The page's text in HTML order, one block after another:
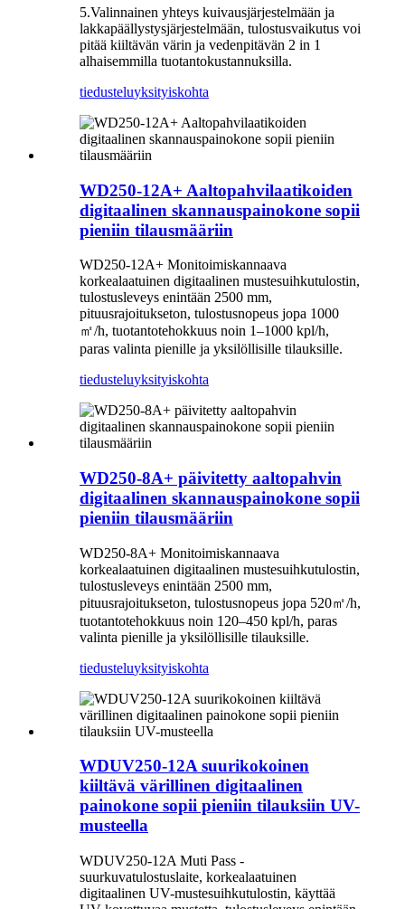
5.Valinnainen yhteys kuivausjärjestelmään ja
lakkapäällystysjärjestelmään, tulostusvaikutus voi
pitää kiiltävän värin ja vedenpitävän 2 in 1
alhaisemmilla tuotantokustannuksilla.
tiedusteluyksityiskohta
WD250-12A+ Aaltopahvilaatikoiden
digitaalinen skannauspainokone sopii
pieniin tilausmääriin
WD250-12A+ Monitoimiskannaava
korkealaatuinen digitaalinen mustesuihkutulostin,
tulostusleveys enintään 2500 mm,
pituusrajoitukseton, tulostusnopeus jopa 1000
㎡/h, tuotantotehokkuus noin 1–1000 kpl/h,
paras valinta pienille ja yksilöllisille tilauksille.
tiedusteluyksityiskohta
WD250-8A+ päivitetty aaltopahvin
digitaalinen skannauspainokone sopii
pieniin tilausmääriin
WD250-8A+ Monitoimiskannaava
korkealaatuinen digitaalinen mustesuihkutulostin,
tulostusleveys enintään 2500 mm,
pituusrajoitukseton, tulostusnopeus jopa 520㎡/h,
tuotantotehokkuus noin 120–450 kpl/h, paras
valinta pienille ja yksilöllisille tilauksille.
tiedusteluyksityiskohta
WDUV250-12A suurikokoinen
kiiltävä värillinen digitaalinen
painokone sopii pieniin tilauksiin UV-
musteella
WDUV250-12A Muti Pass -
suurkuvatulostuslaite, korkealaatuinen
digitaalinen UV-mustesuihkutulostin, käyttää